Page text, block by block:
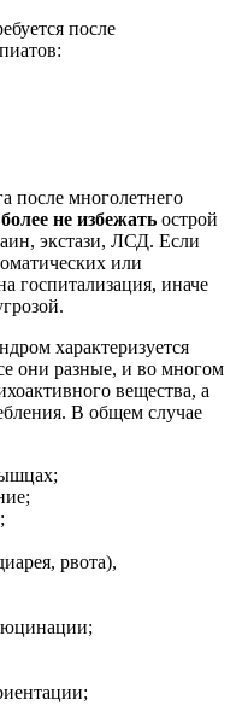
после
после многолетнего
не избежать острой
экстази, ЛСД. Если
или
госпитализация, иначе
характеризуется
они разные, и во многом
вещества, а
В общем случае
рвота),